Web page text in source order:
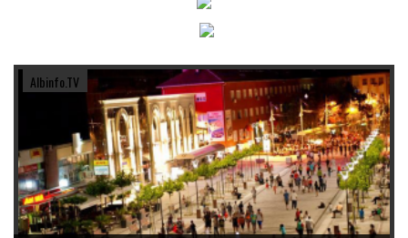
Albinfo.TV